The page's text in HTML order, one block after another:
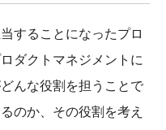
することになったプロ
ダクトマネジメントに
んな役割を担うことで
のか、その役割を考え